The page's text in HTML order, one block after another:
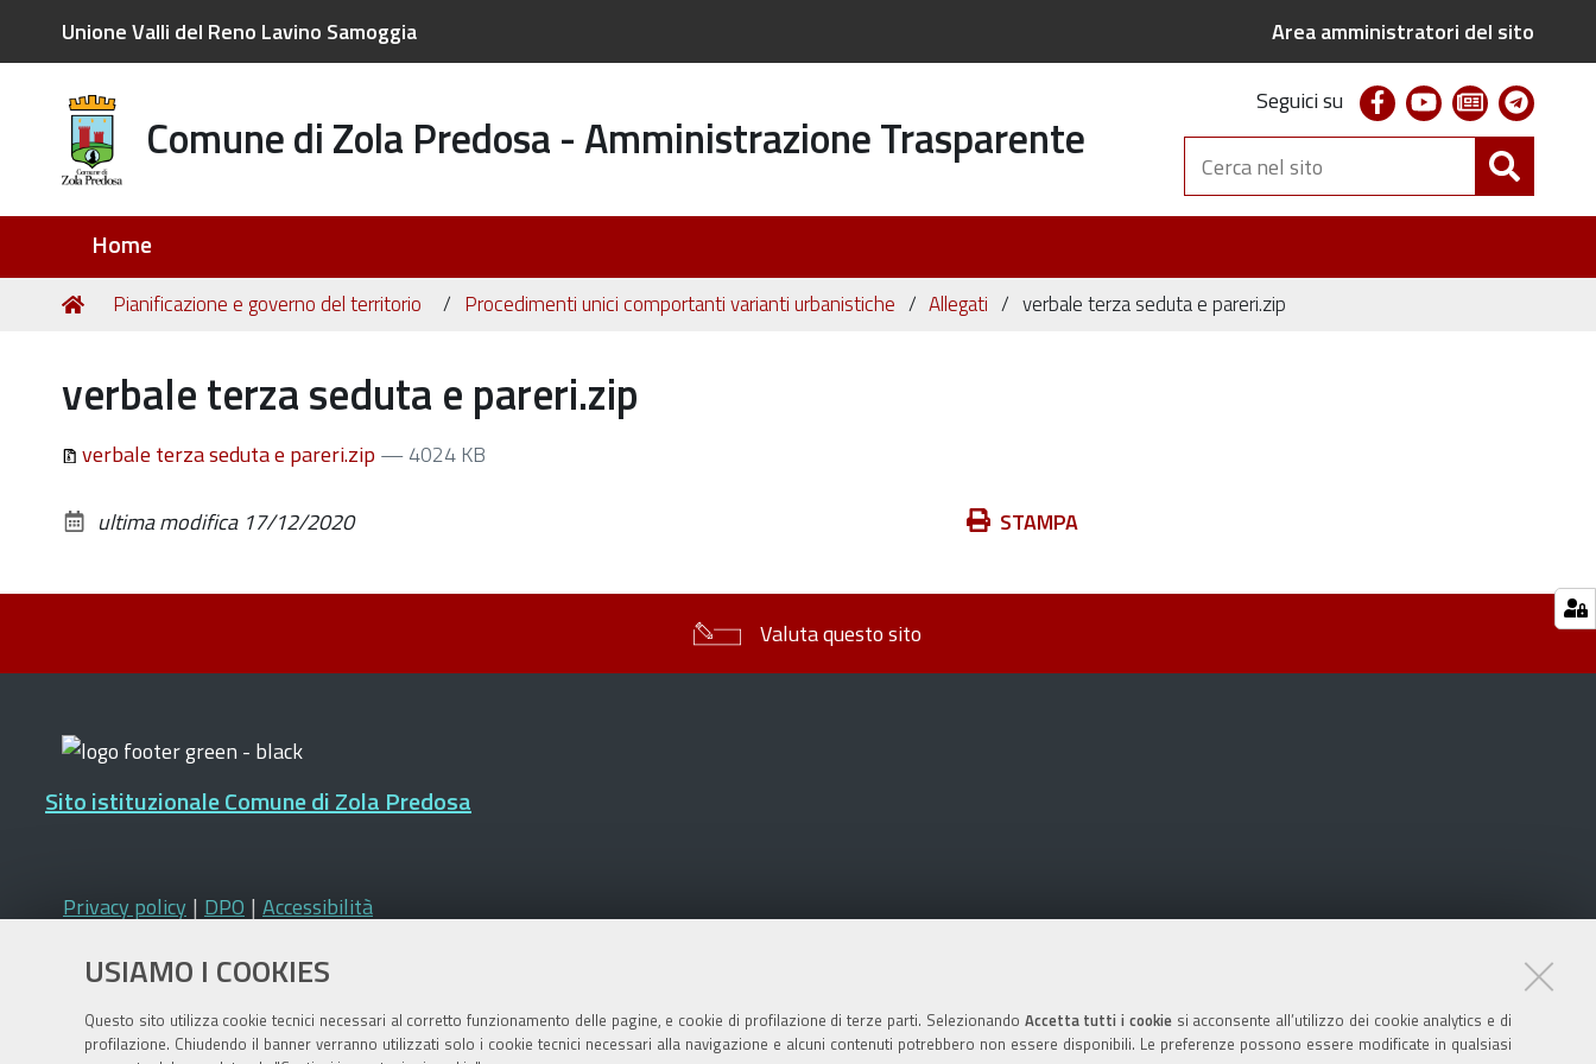
USIAMO I COOKIES
Questo sito utilizza cookie tecnici necessari al corretto funzionamento delle pagine, e cookie di profilazione di terze parti. Selezionando Accetta tutti i cookiesi acconsente all’utilizzo dei cookie analytics e di
profilazione. Chiudendo il banner verranno utilizzati solo i cookie tecnici necessari alla navigazione e alcuni contenuti potrebbero non essere disponibili. Le preferenze possono essere modificate in qualsiasi
Unione Valli del Reno Lavino Samoggia Area amministratori del sito
Comune di Zola Predosa - Amministrazione Trasparente
Seguici su facebookyoutubenewsletter
Cerca
nel
sito
Home
Tu
Home
Pianificazione e governo del territorio Procedimenti unici comportanti varianti urbanistiche Allegati verbale terza seduta e pareri.zip
verbale terza seduta e pareri.zip
verbale terza seduta e pareri.zip — 4024 KB
Azioni STAMPA
ultima modifica 17/12/2020
Valuta questo sito
Sito istituzionale Comune di Zola Predosa
Privacy policy | DPO | Accessibilità